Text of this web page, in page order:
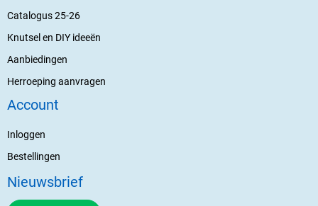
Catalogus 25-26
Knutsel en DIY ideeën
Aanbiedingen
Herroeping aanvragen
Account
Inloggen
Bestellingen
Nieuwsbrief